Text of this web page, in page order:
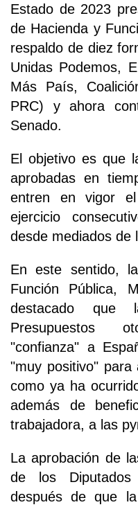
Estado de 2023
de Hacienda y
respaldo de diez
Unidas Podemos,
Más País,
PRC) y ahora
Senado.
El objetivo es que
aprobadas en
entren en vigor
ejercicio
desde mediados de
En este sentido,
Función Pública,
destacado que
Presupuestos
"confianza" a
"muy positivo" para
como ya ha
además de
trabajadora, a las
La aprobación de
de los
después de que